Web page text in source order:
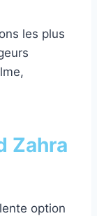
les plus
Zahra
option